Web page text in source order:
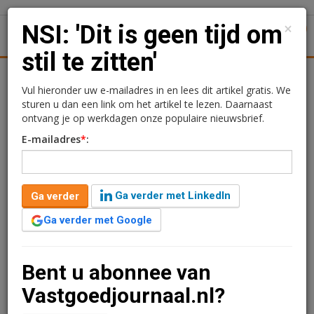
NSI: 'Dit is geen tijd om
stil te zitten'
Kimberly Camu
22 oktober 2020 om 13:06
6 jaar geleden aangepast
2 minuten leestijd
Beursgenoteerde belegger NSI is met haar
bedrijf over het derde kwartaal 98% van de
huurinkomsten. Toch ziet CEO Bernd Stahli wel twee
grote uitdagingen: de economische recessie en de
×
NSI: 'Dit is geen tijd om
stil te zitten'
Vul hieronder uw e-mailadres in en lees dit artikel gratis. We
sturen u dan een link om het artikel te lezen. Daarnaast
ontvang je op werkdagen onze populaire nieuwsbrief.
E-mailadres*:
Ga verder
Ga verder met LinkedIn
Ga verder met Google
Bent u abonnee van
Vastgoedjournaal.nl?